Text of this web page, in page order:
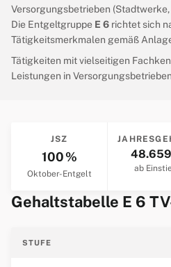
Versorgungsbetrieben (Stadtwerke,
Die Entgeltgruppe E 6 richtet sich
Tätigkeitsmerkmalen gemäß Anlage
Tätigkeiten mit vielseitigen
Leistungen in
JSZ
100 %
Oktober-Entgelt
ab
Gehaltstabelle E 6
STUFE